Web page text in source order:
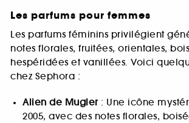
Les parfums pour femmes
Les parfums féminins privilégient
notes florales, fruitées, orientales,
hespéridées et vanillées. Voici
chez Sephora :
Alien de Mugler: Une icône
2005, avec des notes florales,